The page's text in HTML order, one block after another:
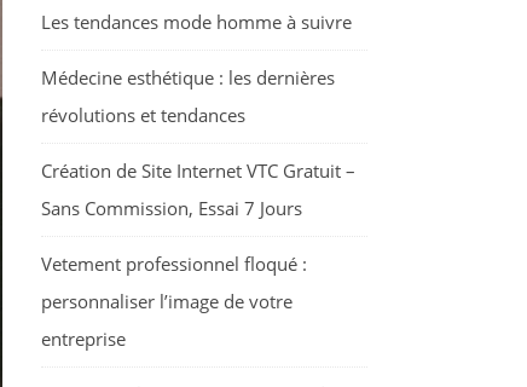
Les tendances mode homme à suivre
Médecine esthétique : les dernières
révolutions et tendances
Création de Site Internet VTC Gratuit –
Sans Commission, Essai 7 Jours
Vetement professionnel floqué :
personnaliser l’image de votre
entreprise